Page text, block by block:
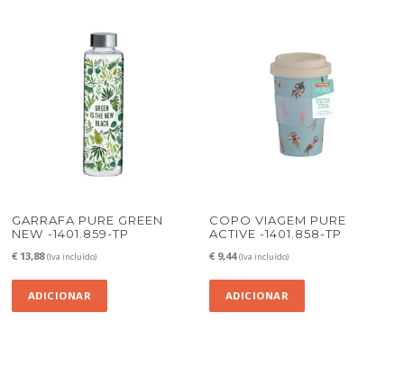
GARRAFA PURE GREEN
NEW -1401.859-TP
€ 13,88 (Iva incluído)
ADICIONAR
COPO VIAGEM PURE
ACTIVE -1401.858-TP
€ 9,44 (Iva incluído)
ADICIONAR